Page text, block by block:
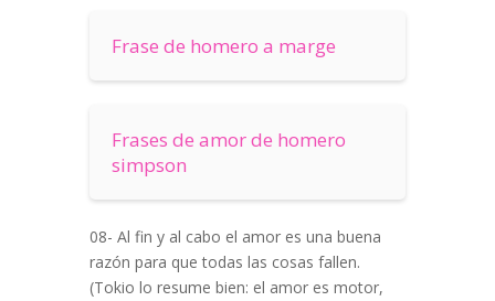
Frase de homero a marge
Frases de amor de homero
simpson
08- Al fin y al cabo el amor es una buena
razón para que todas las cosas fallen.
(Tokio lo resume bien: el amor es motor,